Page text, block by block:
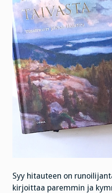
Syy hitauteen on
kirjoittaa paremmin ja